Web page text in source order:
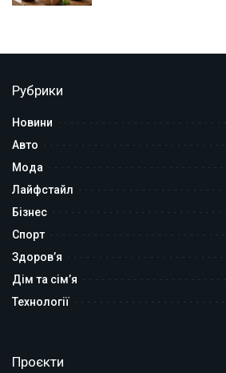
Рубрики
Новини
Авто
Мода
Лайфстайл
Бізнес
Спорт
Здоров’я
Дім та сім’я
Технології
Проєкти